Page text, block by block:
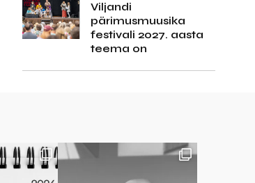
Viljandi
pärimusmuusika
festivali 2027. aasta
teema on